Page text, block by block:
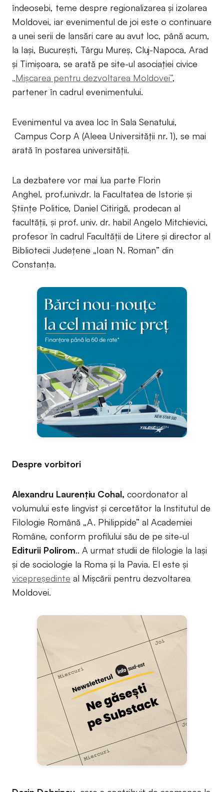
îndeosebi, teme despre regionalizarea și izolarea
Moldovei, iar evenimentul de joi este o continuare
a unei serii de lansări care au avut loc, până acum,
la Iași, București, Târgu Mureș, Cluj-Napoca, Arad
și Timișoara, se arată pe site-ul asociației civice
„Mișcarea pentru dezvoltarea Moldovei”,
partener în cadrul evenimentului.
Evenimentul va avea loc în Sala Senatului,
Campus Corp A (Aleea Universității nr. 1), se mai
arată în postarea universității.
La dezbatere vor mai lua parte Florin
Anghel, prof.univ.dr. la Facultatea de Istorie și
Științe Politice, Daniel Citirigă, prodecan al
facultății, și prof. univ. dr. habil Angelo Mitchievici,
profesor în cadrul Facultății de Litere și director al
Bibliotecii Județene „Ioan N. Roman” din
Constanța.
Despre vorbitori
Alexandru Laurențiu Cohal, coordonator al
volumului este lingvist și cercetător la Institutul de
Filologie Română „A. Philippide” al Academiei
Române, conform profilului său de pe site-ul
Editurii Polirom.. A urmat studii de filologie la Iași
și de sociologie la Roma și la Pavia. El este și
vicepreședinte al Mișcării pentru dezvoltarea
Moldovei.